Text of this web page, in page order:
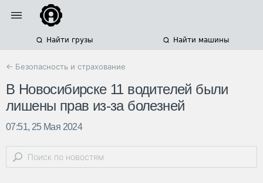
Найти грузы Найти машины
← Безопасность и страхование
В Новосибирске 11 водителей были
лишены прав из-за болезней
07:51, 25 Мая 2024